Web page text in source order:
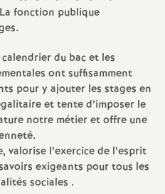
O
r
l
é
a
fonction publique
du bac et les
ont suffisamment
pour y ajouter les stages en
et tente d’imposer le
notre métier et offre une
l’exercice de l’esprit
exigeants pour tous les
sociales .